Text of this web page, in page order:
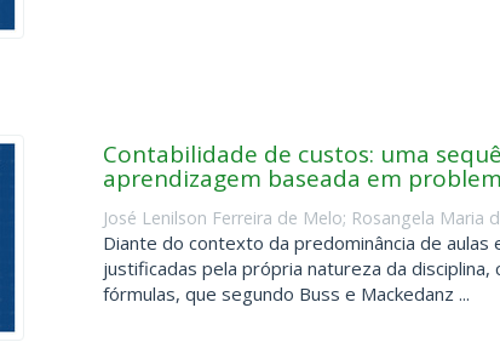
Contabilidade de custos: uma
aprendizagem baseada em
José Lenilson Ferreira de Melo; Rosangela Maria
Diante do contexto da predominância de
justificadas pela própria natureza da disciplina,
fórmulas, que segundo Buss e Mackedanz ...